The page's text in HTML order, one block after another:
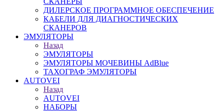
ДИЛЕРСКОЕ ПРОГРАММНОЕ ОБЕСПЕЧЕНИЕ
КАБЕЛИ ДЛЯ ДИАГНОСТИЧЕСКИХ
СКАНЕРОВ
ЭМУЛЯТОРЫ
Назад
ЭМУЛЯТОРЫ
ЭМУЛЯТОРЫ МОЧЕВИНЫ АdBlue
ТАХОГРАФ ЭМУЛЯТОРЫ
AUTOVEI
Назад
AUTOVEI
НАБОРЫ